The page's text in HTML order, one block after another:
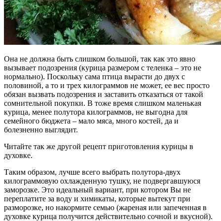
Она не должна быть слишком большой, так как это явно
вызывает подозрения (курица размером с теленка – это не
нормально). Поскольку сама птица вырасти до двух с
половиной, а то и трех килограммов не может, ее вес просто
обязан вызвать подозрения и заставить отказаться от такой
сомнительной покупки. В тоже время слишком маленькая
курица, менее полутора килограммов, не выгодна для
семейного бюджета – мало мяса, много костей, да и
болезненно выглядит.
Читайте так же другой рецепт приготовления курицы в
духовке.
Таким образом, лучше всего выбрать полутора-двух
килограммовую охлажденную тушку, не подвергавшуюся
заморозке. Это идеальный вариант, при котором Вы не
переплатите за воду и химикаты, которые вытекут при
разморозке, но накормите семью (жареная или запеченная в
духовке курица получится действительно сочной и вкусной).